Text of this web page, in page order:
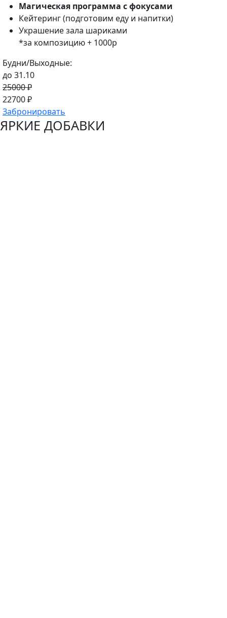
Магическая программа с фокусами
Кейтеринг (подготовим еду и напитки)
Украшение зала шариками
*за композицию + 1000р
Будни/Выходные:
до 31.10
25000 ₽
22700 ₽
Забронировать
ЯРКИЕ ДОБАВКИ